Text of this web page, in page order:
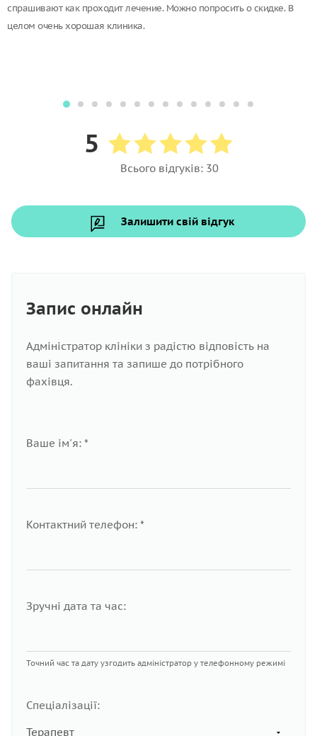
спрашивают как проходит лечение. Можно попросить о скидке. В
целом очень хорошая клиника.
5
Всього відгуків: 30
Залишити свій відгук
Запис онлайн
Адміністратор клініки з радістю відповість на
ваші запитання та запише до потрібного
фахівця.
Ваше ім'я: *
Контактний телефон: *
Зручні дата та час:
Точний час та дату узгодить адміністратор у телефонному режимі
Спеціалізації: